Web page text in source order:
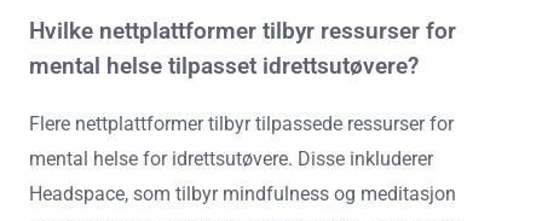
Hvilke nettplattformer tilbyr ressurser for
mental helse tilpasset idrettsutøvere?
Flere nettplattformer tilbyr tilpassede ressurser for
mental helse for idrettsutøvere. Disse inkluderer
Headspace, som tilbyr mindfulness og meditasjon